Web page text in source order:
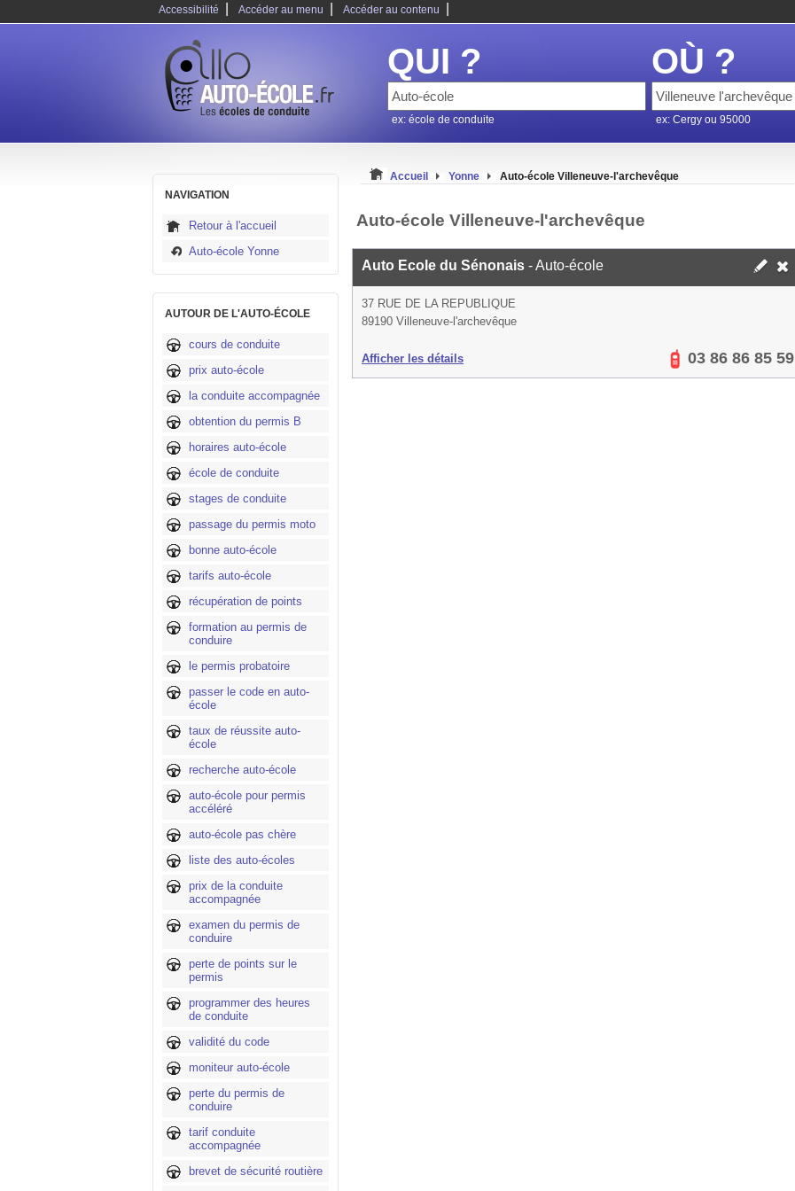
Accessibilité Accéder au menu Accéder au contenu
QUI ?
ex: école de conduite
OÙ ?
ex: Cergy ou 95000
NAVIGATION
Retour à l'accueil
Auto-école Yonne
AUTOUR DE L'AUTO-ÉCOLE
cours de conduite
prix auto-école
la conduite accompagnée
obtention du permis B
horaires auto-école
école de conduite
stages de conduite
passage du permis moto
bonne auto-école
tarifs auto-école
récupération de points
formation au permis de
conduire
le permis probatoire
passer le code en auto-
école
taux de réussite auto-
école
recherche auto-école
auto-école pour permis
accéléré
auto-école pas chère
liste des auto-écoles
prix de la conduite
accompagnée
examen du permis de
conduire
perte de points sur le
permis
programmer des heures
de conduite
validité du code
moniteur auto-école
perte du permis de
conduire
tarif conduite
accompagnée
brevet de sécurité routière
Accueil Yonne Auto-école Villeneuve-l'archevêque
Auto-école Villeneuve-l'archevêque
Auto Ecole du Sénonais - Auto-école
37 RUE DE LA REPUBLIQUE
89190 Villeneuve-l'archevêque
Afficher les détails 03 86 86 85 59